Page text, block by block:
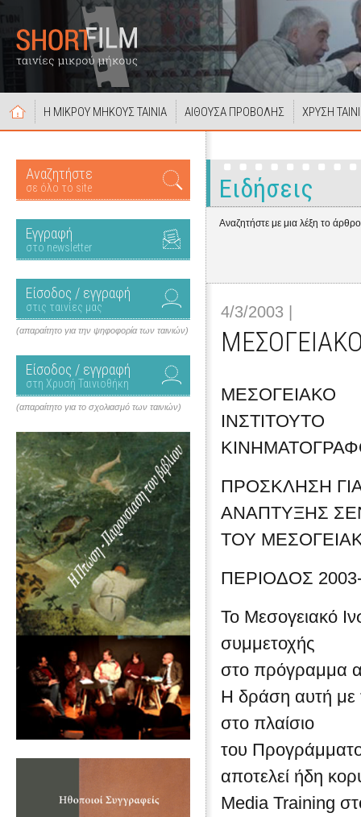
Η ΜΙΚΡΟΥ ΜΗΚΟΥΣ ΤΑΙΝΙΑ ΑΙΘΟΥΣΑ ΠΡΟΒΟΛΗΣ ΧΡΥΣΗ
Αναζητήστε
σε όλο το site
Εγγραφή
στο newsletter
Είσοδος / εγγραφή
στις ταινίες μας
(απαραίτητο για την ψηφοφορία των ταινιών)
Είσοδος / εγγραφή
στη Χρυσή Ταινιοθήκη
(απαραίτητο για το σχολιασμό των ταινιών)
Ειδήσεις
Αναζητήστε με μια λέξη το
4/3/2003 |
ΙΝΣΤΙΤΟΥΤΟ
ΠΡΟΣΚΛΗΣΗ
ΑΝΑΠΤΥΞΗΣ
ΤΟΥ
ΠΕΡΙΟΔΟΣ
Το Μεσογειακό
συμμετοχής
στο πρόγραμμα
Η δράση αυτή με
στο πλαίσιο
του
αποτελεί ήδη
Media Training